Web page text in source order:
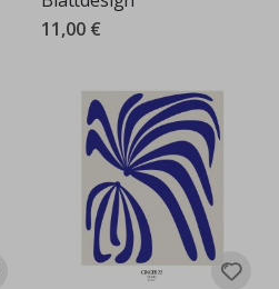
11,00 €